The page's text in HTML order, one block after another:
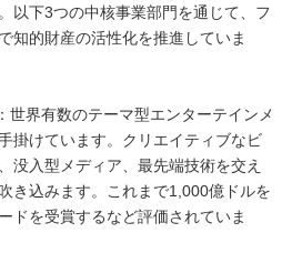
以下3つの中核事業部門を通じて、フ
知的財産の活性化を推進していま
：世界有数のテーマ型エンターテインメ
掛けています。クリエイティブなビ
没入型メディア、最先端技術を交え
き込みます。これまで1,000億ドルを
ドを受賞するなど評価されていま